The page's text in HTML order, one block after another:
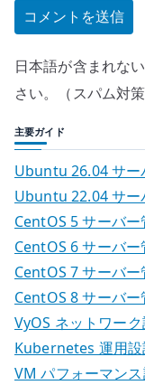
日本語が含まれな
さい。（スパム対策
主要ガイド
Ubuntu 26.04 サー
Ubuntu 22.04 サー
CentOS 5 サーバー
CentOS 6 サーバー
CentOS 7 サーバー
CentOS 8 サーバー
VyOS ネットワー
Kubernetes 運用設
VM パフォーマン